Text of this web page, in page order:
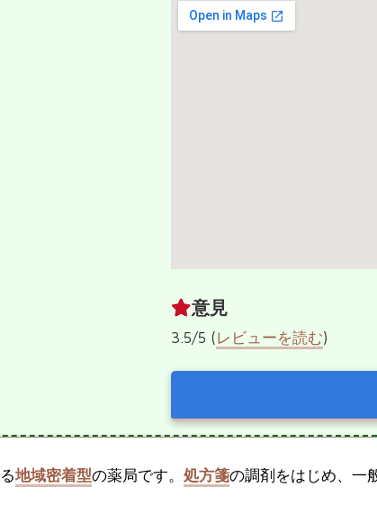
意見
3.5/5 (レビューを読む)
地域密着型の薬局です。 処方箋の調剤をはじめ、一